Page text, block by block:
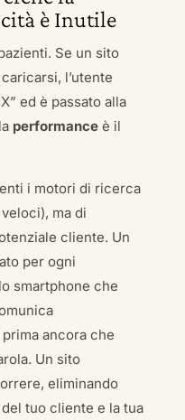
è Inutile
Se un sito
l’utente
ed è passato alla
performanceè il
i motori di ricerca
ma di
cliente. Un
per ogni
smartphone che
ancora che
Un sito
eliminando
tuo cliente e la tua